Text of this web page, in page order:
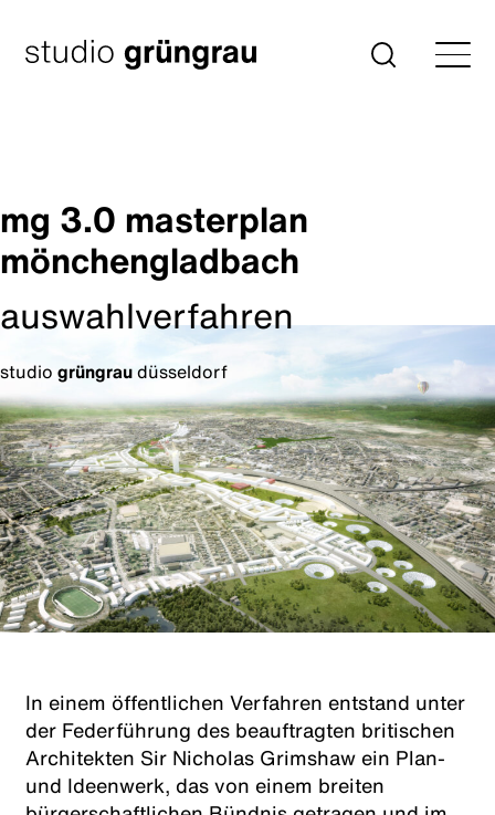
Inhalt
springen
Startseite Suche
mg 3.0 masterplan
mönchengladbach
auswahlverfahren
studio grüngraudüsseldorf
In einem öffentlichen Verfahren entstand unter
der Federführung des beauftragten britischen
Architekten Sir Nicholas Grimshaw ein Plan-
und Ideenwerk, das von einem breiten